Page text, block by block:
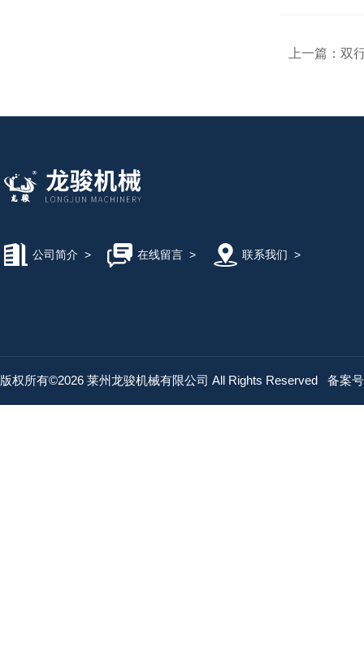
上一篇： 双
公司简介 > 在线留言> 联系我们 >
版权所有©2026 莱州龙骏机械有限公司 All Rights Reserved 备案